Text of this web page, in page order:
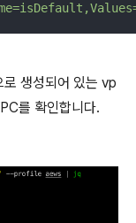
생성되어 있는 vp
를 확인합니다.